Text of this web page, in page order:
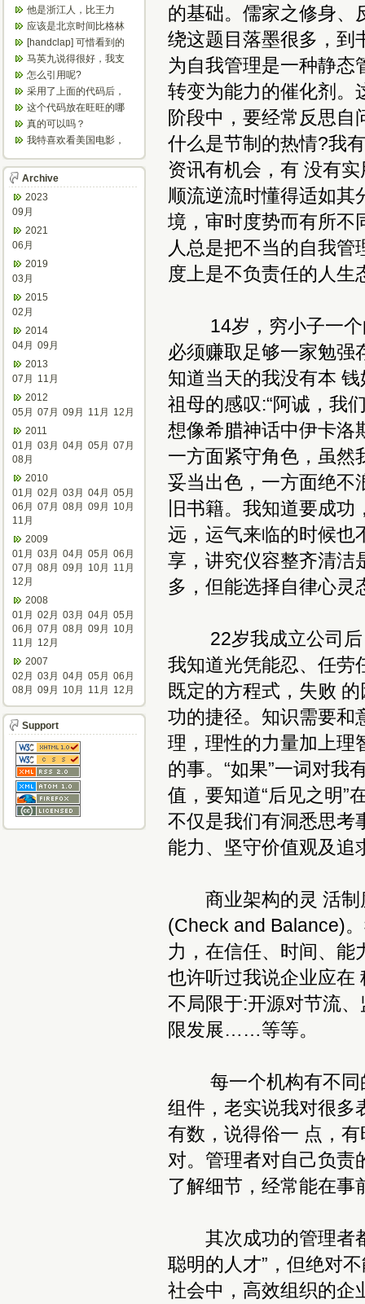
的基础。儒家之修身、
绕这题目落墨很多，到
为自我管理是一种静态
转变为能力的催化剂。
阶段中，要经常反思自
什么是节制的热情?我
资讯有机会，有 没有
顺流逆流时懂得适如其
境，审时度势而有所不
人总是把不当的自我
度上是不负责任的人生
14岁，穷小子一个
必须赚取足够一家勉强
知道当天的我没有本
祖母的感叹:“阿诚，我
想像希腊神话中伊卡洛
一方面紧守角色，虽然
妥当出色，一方面绝不
旧书籍。我知道要成
远，运气来临的时候也
享，讲究仪容整齐清洁
多，但能选择自律心灵
22岁我成立公司后
我知道光凭能忍、任劳
既定的方程式，失败
功的捷径。知识需要和
理，理性的力量加上理
的事。“如果”一词对我
值，要知道“后见之明”
不仅是我们有洞悉思考
能力、坚守价值观及追
商业架构的灵 活制
(Check and Balance)
力，在信任、时间、能
也许听过我说企业应在
不局限于:开源对节流
限发展……等等。
每一个机构有不同的
组件，老实说我对很多
有数，说得俗一 点，
对。管理者对自己负责
了解细节，经常能在事
其次成功的管理者都
聪明的人才”，但绝对
社会中，高效组织的企
他是浙江人，比王力
宏、任贤齐等唱的粤语
歌好多了
应该是北京时间比格林
尼治时间早八小时
[handclap] 可惜看到的
太晚，不然可以省...
马英九说得很好，我支
持他，我已经恨大陆共
产。
怎么引用呢?
采用了上面的代码后，
怎么不停的刷新？
这个代码放在旺旺的哪
个文件里呀？
真的可以吗？
我特喜欢看美国电影，
力，加强语感...
Archive
2023
09月
2021
06月
2019
03月
2015
02月
2014
04月 09月
2013
07月
11月
2012
05月 07月 09月 11月
12月
2011
01月 03月 04月 05月 07月
08月
2010
01月 02月 03月 04月 05月
06月 07月 08月 09月
10月
11月
2009
01月 03月 04月 05月 06月
07月 08月 09月 10月
11月
12月
2008
01月 02月 03月 04月 05月
06月 07月 08月 09月
10月
11月
12月
2007
02月 03月 04月 05月 06月
08月 09月 10月 11月 12月
Support